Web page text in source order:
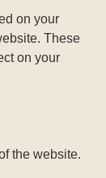
on your
These
on your
the website.